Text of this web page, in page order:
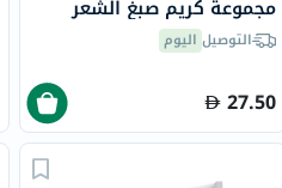
مجموعة كريم صبغ الشعر
6.34 - بني شوكولاتهالتوصيل اليوم
27.50